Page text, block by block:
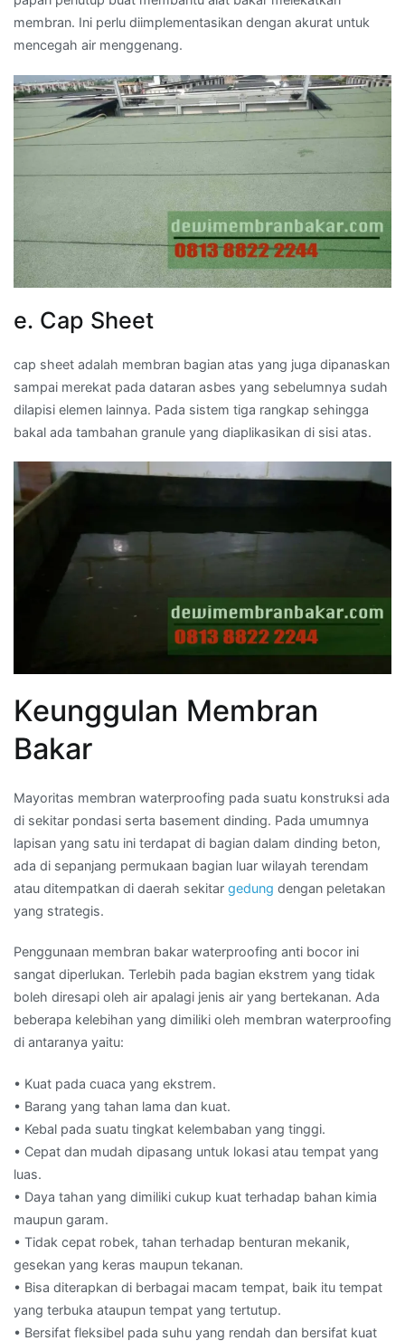
membran. Ini perlu diimplementasikan dengan akurat untuk
mencegah air menggenang.
e. Cap Sheet
cap sheet adalah membran bagian atas yang juga dipanaskan
sampai merekat pada dataran asbes yang sebelumnya sudah
dilapisi elemen lainnya. Pada sistem tiga rangkap sehingga
bakal ada tambahan granule yang diaplikasikan di sisi atas.
Keunggulan Membran
Bakar
Mayoritas membran waterproofing pada suatu konstruksi ada
di sekitar pondasi serta basement dinding. Pada umumnya
lapisan yang satu ini terdapat di bagian dalam dinding beton,
ada di sepanjang permukaan bagian luar wilayah terendam
atau ditempatkan di daerah sekitar gedung dengan peletakan
yang strategis.
Penggunaan membran bakar waterproofing anti bocor ini
sangat diperlukan. Terlebih pada bagian ekstrem yang tidak
boleh diresapi oleh air apalagi jenis air yang bertekanan. Ada
beberapa kelebihan yang dimiliki oleh membran waterproofing
di antaranya yaitu:
• Kuat pada cuaca yang ekstrem.
• Barang yang tahan lama dan kuat.
• Kebal pada suatu tingkat kelembaban yang tinggi.
• Cepat dan mudah dipasang untuk lokasi atau tempat yang
luas.
• Daya tahan yang dimiliki cukup kuat terhadap bahan kimia
maupun garam.
• Tidak cepat robek, tahan terhadap benturan mekanik,
gesekan yang keras maupun tekanan.
• Bisa diterapkan di berbagai macam tempat, baik itu tempat
yang terbuka ataupun tempat yang tertutup.
• Bersifat fleksibel pada suhu yang rendah dan bersifat kuat